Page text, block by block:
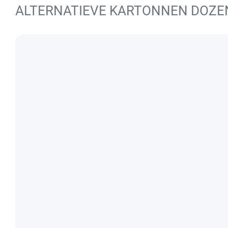
ALTERNATIEVE KARTONNEN